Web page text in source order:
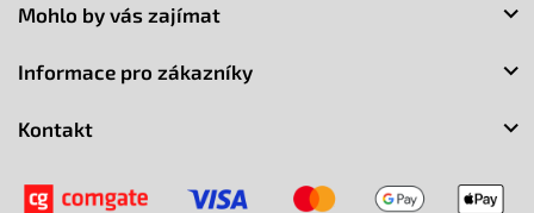
Mohlo by vás zajímat
Informace pro zákazníky
Kontakt